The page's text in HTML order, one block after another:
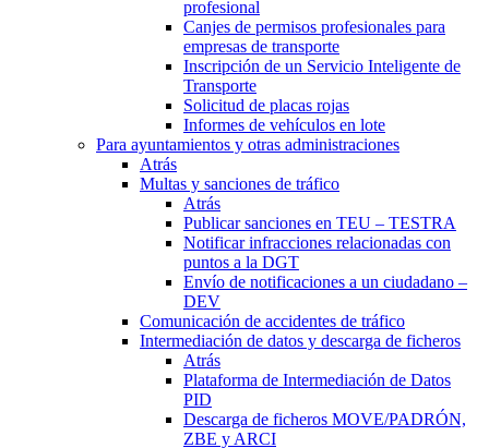
profesional
Canjes de permisos profesionales para
empresas de transporte
Inscripción de un Servicio Inteligente de
Transporte
Solicitud de placas rojas
Informes de vehículos en lote
Para ayuntamientos y otras administraciones
Atrás
Multas y sanciones de tráfico
Atrás
Publicar sanciones en TEU – TESTRA
Notificar infracciones relacionadas con
puntos a la DGT
Envío de notificaciones a un ciudadano –
DEV
Comunicación de accidentes de tráfico
Intermediación de datos y descarga de ficheros
Atrás
Plataforma de Intermediación de Datos
PID
Descarga de ficheros MOVE/PADRÓN,
ZBE y ARCI